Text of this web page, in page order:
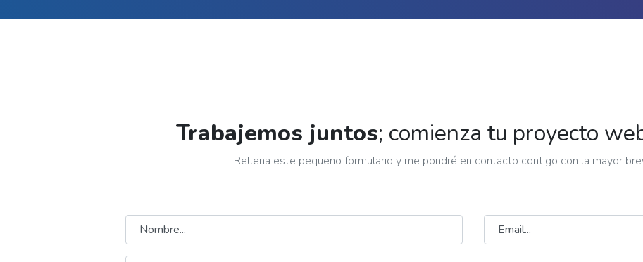
Trabajemos juntos; comienza tu proyecto
Rellena este pequeño formulario y me pondré en contacto contigo con la mayor